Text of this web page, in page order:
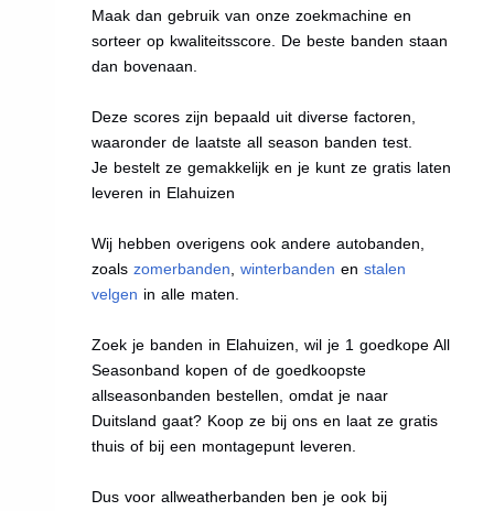
Maak dan gebruik van onze zoekmachine en
sorteer op kwaliteitsscore. De beste banden staan
dan bovenaan.
Deze scores zijn bepaald uit diverse factoren,
waaronder de laatste all season banden test.
Je bestelt ze gemakkelijk en je kunt ze gratis laten
leveren in Elahuizen
Wij hebben overigens ook andere autobanden,
zoalszomerbanden ,winterbanden enstalen
velgen in alle maten.
Zoek je banden in Elahuizen, wil je 1 goedkope All
Seasonband kopen of de goedkoopste
allseasonbanden bestellen, omdat je naar
Duitsland gaat? Koop ze bij ons en laat ze gratis
thuis of bij een montagepunt leveren.
Dus voor allweatherbanden ben je ook bij